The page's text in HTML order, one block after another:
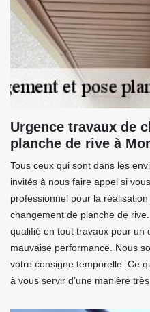
Urgence travaux de
planche de rive à
Tous ceux qui sont dans les
invités à nous faire appel si
professionnel pour la
changement de planche de
qualifié en tout travaux pour un
mauvaise performance. Nous
votre consigne temporelle. Ce
à vous servir d’une manière